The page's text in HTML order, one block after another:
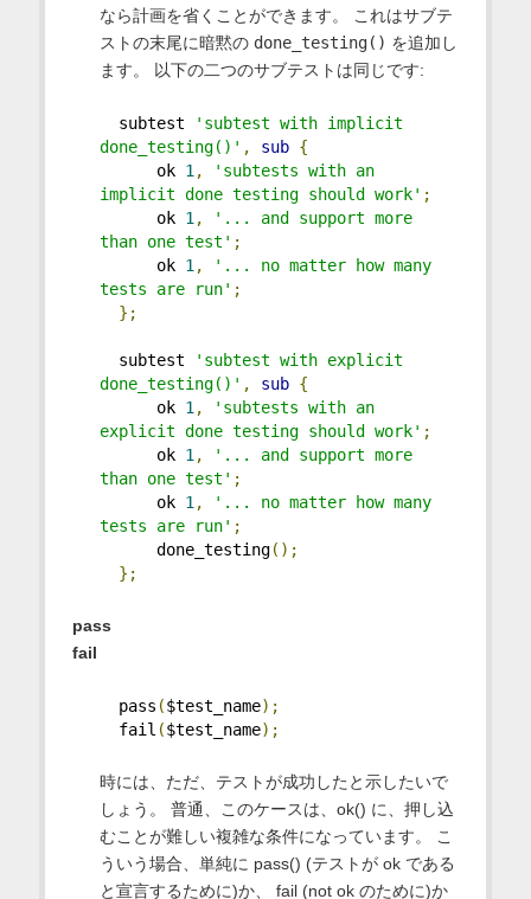
なら計画を省くことができます。 これはサブテ
ストの末尾に暗黙の done_testing() を追加し
ます。 以下の二つのサブテストは同じです:
subtest
'subtest with implicit
done_testing()' , sub {
ok 1 ,
'subtests with an
implicit done testing should work' ;
ok 1 ,
'... and support more
than one test' ;
ok 1 ,
'... no matter how many
tests are run' ;
};
subtest
'subtest with explicit
done_testing()' , sub {
ok 1 ,
'subtests with an
explicit done testing should work' ;
ok 1 ,
'... and support more
than one test' ;
ok 1 ,
'... no matter how many
tests are run' ;
done_testing();
};
pass
fail
pass ($test_name);
fail ($test_name);
時には、ただ、テストが成功したと示したいで
しょう。 普通、このケースは、ok() に、押し込
むことが難しい複雑な条件になっています。 こ
ういう場合、単純に pass() (テストが ok である
と宣言するために)か、 fail (not ok のために)か